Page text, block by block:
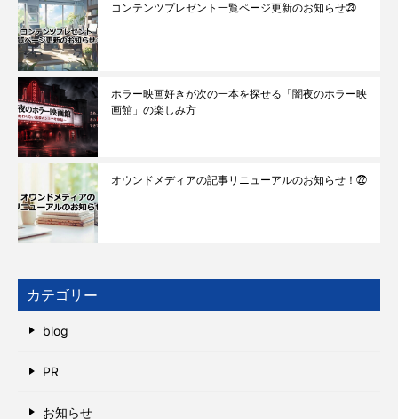
コンテンツプレゼント一覧ページ更新のお知らせ㉓
ホラー映画好きが次の一本を探せる「闇夜のホラー映
画館」の楽しみ方
オウンドメディアの記事リニューアルのお知らせ！㉒
カテゴリー
blog
PR
お知らせ